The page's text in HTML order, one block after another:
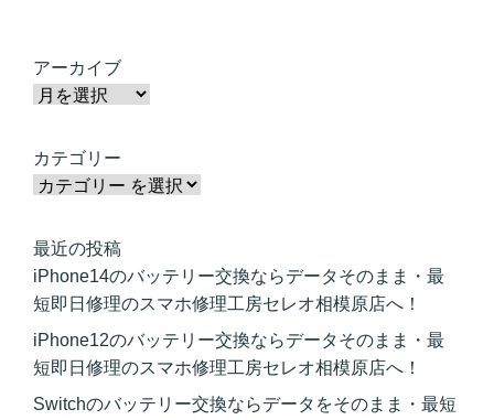
アーカイブ
カテゴリー
最近の投稿
iPhone14のバッテリー交換ならデータそのまま・最
短即日修理のスマホ修理工房セレオ相模原店へ！
iPhone12のバッテリー交換ならデータそのまま・最
短即日修理のスマホ修理工房セレオ相模原店へ！
Switchのバッテリー交換ならデータをそのまま・最短